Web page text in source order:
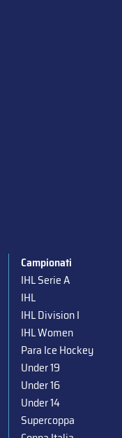
Campionati
IHL Serie A
IHL
IHL Division I
IHL Women
Para Ice Hockey
Under 19
Under 16
Under 14
Supercoppa